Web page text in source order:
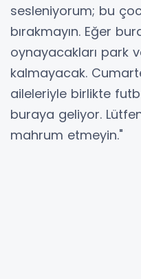
sesleniyorum; bu
bırakmayın. Eğer
oynayacakları park
kalmayacak.
aileleriyle birlikte
buraya geliyor.
mahrum etmeyin."